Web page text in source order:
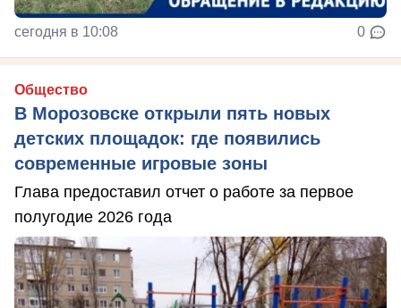
сегодня в 10:08 0
Общество
В Морозовске открыли пять новых
детских площадок: где появились
современные игровые зоны
Глава предоставил отчет о работе за первое
полугодие 2026 года